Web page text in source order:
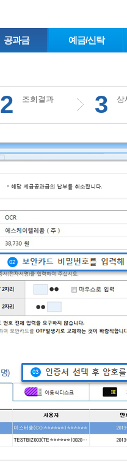
공과금 예금/신탁
2 조회결과 3 상